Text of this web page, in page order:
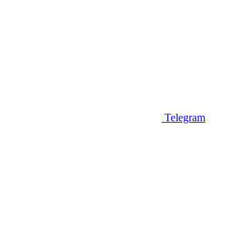
Telegram